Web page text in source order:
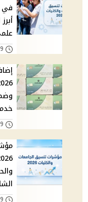
09 أغسطس, 2026 02:02 م
09 أغسطس, 2026 01:36 م
09 أغسطس, 2026 01:04 م